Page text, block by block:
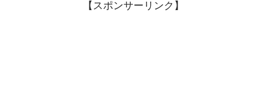
【スポンサーリンク】